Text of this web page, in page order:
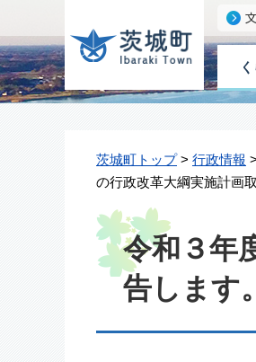
茨城町トップ> 行政情報 >
の行政改革大綱実施計画
令和３年
告します。